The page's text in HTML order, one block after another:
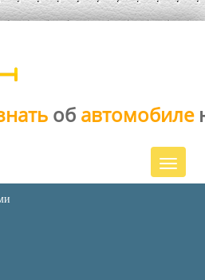
об автомобиле